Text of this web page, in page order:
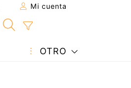
Mi cuenta
OTRO